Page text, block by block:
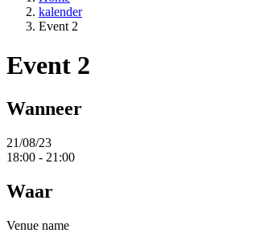
kalender
Event 2
Event 2
Wanneer
21/08/23
18:00 - 21:00
Waar
Venue name